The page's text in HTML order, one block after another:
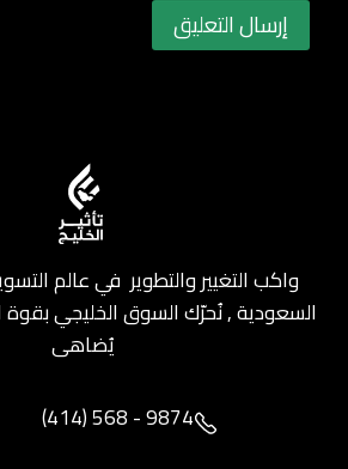
واكب التغيير والتطوير في عالم
السعودية , نُحرّك السوق الخليجي بقوة
يُضاهى
(414) 568 - 9874